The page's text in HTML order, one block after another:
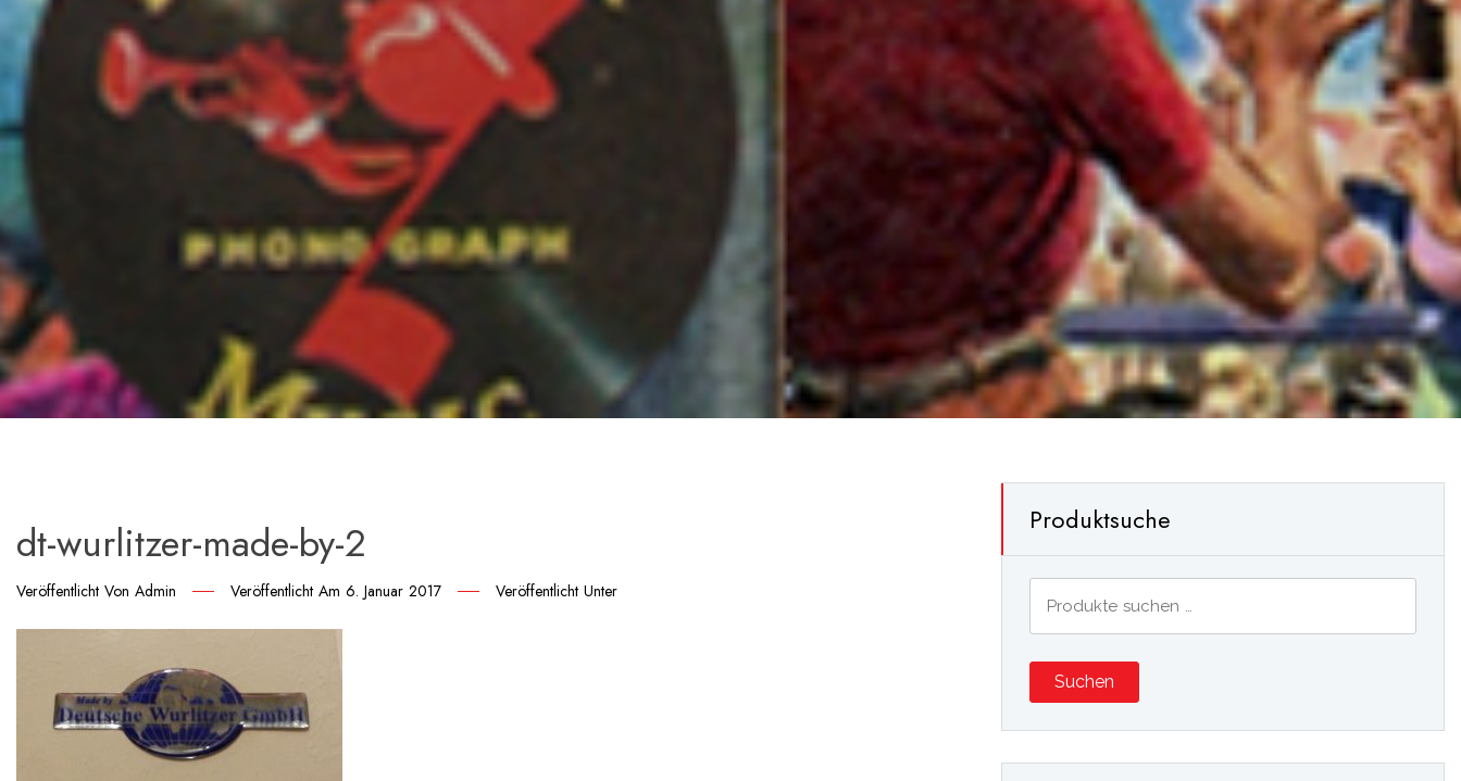
dt-wurlitzer-made-by-2
Veröffentlicht Von Admin Veröffentlicht Am 6. Januar 2017 Veröffentlicht Unter
Produktsuche
Suchen